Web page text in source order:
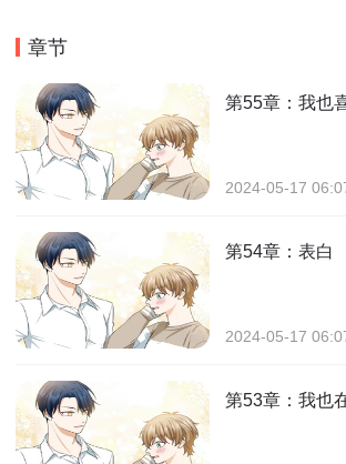
章节
第55章：我也
2024-05-17
第54章：表白
2024-05-17
第53章：我也